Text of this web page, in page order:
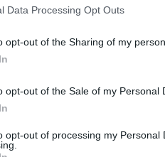
Data Processing Opt Outs
opt-out of the Sharing of my
opt-out of the Sale of my Personal
opt-out of processing my Personal
Zobacz 34
akumulator wymieniła
18,1 kWh. Oczywiście jej
tutaj wynoszącą 220